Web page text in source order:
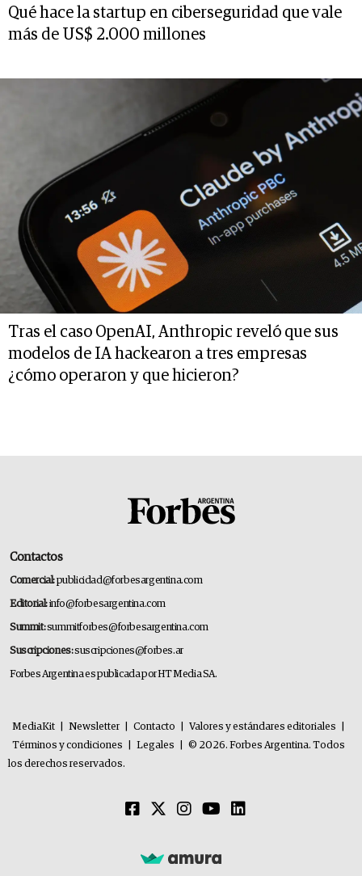
Qué hace la startup en ciberseguridad que vale
más de US$ 2.000 millones
Tras el caso OpenAI, Anthropic reveló que sus
modelos de IA hackearon a tres empresas
¿cómo operaron y que hicieron?
Contactos
Comercial:publicidad@forbesargentina.com
Editorial:info@forbesargentina.com
Summit:summitforbes@forbesargentina.com
Suscripciones:suscripciones@forbes.ar
Forbes Argentina es publicada por HT Media SA.
MediaKit Newsletter Contacto Valores y estándares editoriales
Términos y condiciones
Legales
© 2026. Forbes Argentina. Todos
los derechos reservados.